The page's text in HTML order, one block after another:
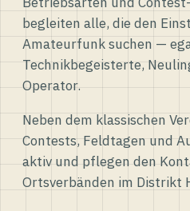
begleiten alle, die den
Amateurfunk suchen —
Technikbegeisterte,
Operator.
Neben dem klassischen
Contests, Feldtagen und
aktiv und pflegen den
Ortsverbänden im Distrikt